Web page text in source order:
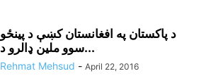
د پاکستان په افغانستان کښې د پينځو
سوو ملين ډالرو د...
Rehmat Mehsud - April 22, 2016